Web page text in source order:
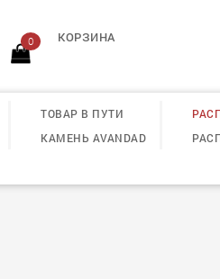
0 КОРЗИНА
ТОВАР В ПУТИ
КАМЕНЬ AVANDAD